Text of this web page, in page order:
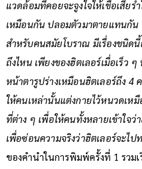
แวดล้อมที่คอยจะจูงใจให้เชื่อเสียร่
เหมือนกัน ปลอมตัวมาตายแทนกัน
สำหรับคนสมัยโบราณ มีเรื่องชนิด
ถึงไหน เพียงของฮิตเลอร์เมื่อเร็ว
หน้าตารูปร่างเหมือนฮิตเลอร์ถึง 4
ให้คนเหล่านั้นแต่งกายไว้หนวดเห
ที่ต่าง ๆ เพื่อให้คนทั้งหลายเข้าใจว่
เพื่อซ่อนความจริงว่าฮิตเลอร์จะไป
ของคำนำในการพิมพ์ครั้งที่ 1 รวมเ